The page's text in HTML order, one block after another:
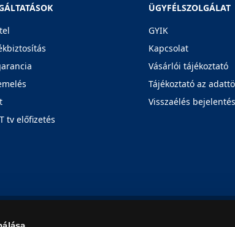
tv előfizetés
ÜGYFÉLSZOLGÁLAT
GYIK
Kapcsolat
Vásárlói tájékoztató
Tájékoztató az
Visszaélés bejelentés